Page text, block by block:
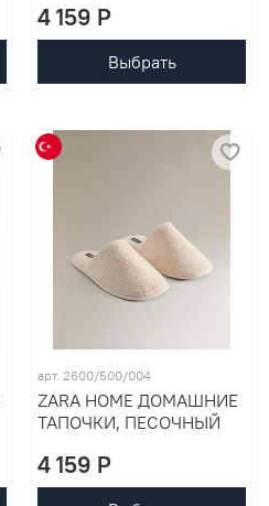
4 159 P
Выбрать
арт. 2600/500/004
ZARA HOME ДОМАШНИЕ
ТАПОЧКИ, ПЕСОЧНЫЙ
4 159 P